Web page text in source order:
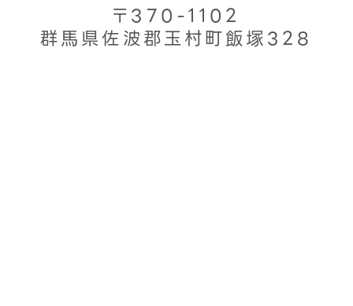
〒370-1102
群馬県佐波郡玉村町飯塚328